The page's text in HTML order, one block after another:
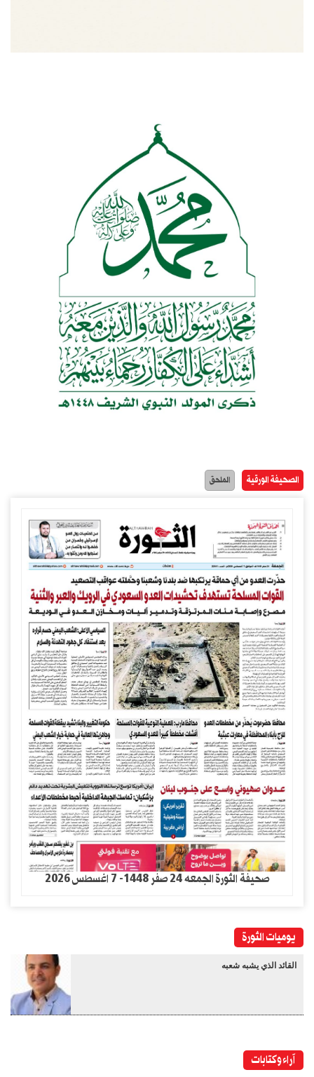
الصحيفة الورقية الملحق
صحيفة الثورة الجمعه 24 صفر 1448- 7 اغسطس 2026
يوميات الثورة
القائد الذي يشبه شعبه
آراء وكتابات